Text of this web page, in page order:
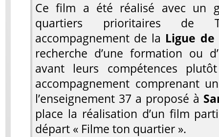
Ce film a été réalisé avec un
quartiers prioritaires de
accompagnement de la Ligue de
recherche d’une formation ou
avant leurs compétences
accompagnement comprenant
l’enseignement 37 a proposé à
place la réalisation d’un film
départ « Filme ton quartier ».